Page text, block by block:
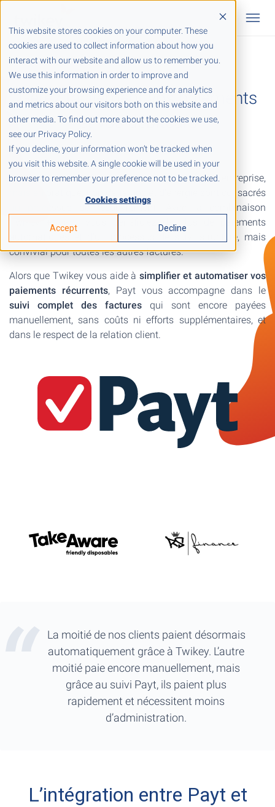
This website stores cookies on your computer. These
cookies are used to collect information about how you
interact with our website and allow us to remember you.
We use this information in order to improve and
customize your browsing experience and for analytics
and metrics about our visitors both on this website and
other media. To find out more about the cookies we use,
see our Privacy Policy.
If you decline, your information won’t be tracked when
you visit this website. A single cookie will be used in your
browser to remember your preference not to be tracked.
Cookies settings
Accept Decline
Gérez facilement vos paiements
et vos débiteurs
Les revenus récurrents sont le moteur de votre entreprise,
mais en pratique, trop de temps et d’énergie sont consacrés
au processus de recouvrement. Avec la combinaison
Twikey + Payt, vous bénéficiez de plus de paiements
automatiques et d’un processus de suivi structuré, mais
convivial pour toutes les autres factures.
Alors que Twikey vous aide à simplifier et automatiser vos
paiements récurrents, Payt vous accompagne dans le
suivi complet des factures qui sont encore payées
manuellement, sans coûts ni efforts supplémentaires, et
dans le respect de la relation client.
La moitié de nos clients paient désormais
automatiquement grâce à Twikey. L’autre
moitié paie encore manuellement, mais
grâce au suivi Payt, ils paient plus
rapidement et nécessitent moins
d’administration.
L’intégration entre Payt et